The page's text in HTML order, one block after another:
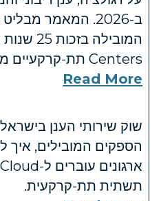
Centers תת-קרקעיים מוגנים.
Read More
שוק שירותי הענן
הספקים המובילים, איך
תשתית תת-קרקעית.